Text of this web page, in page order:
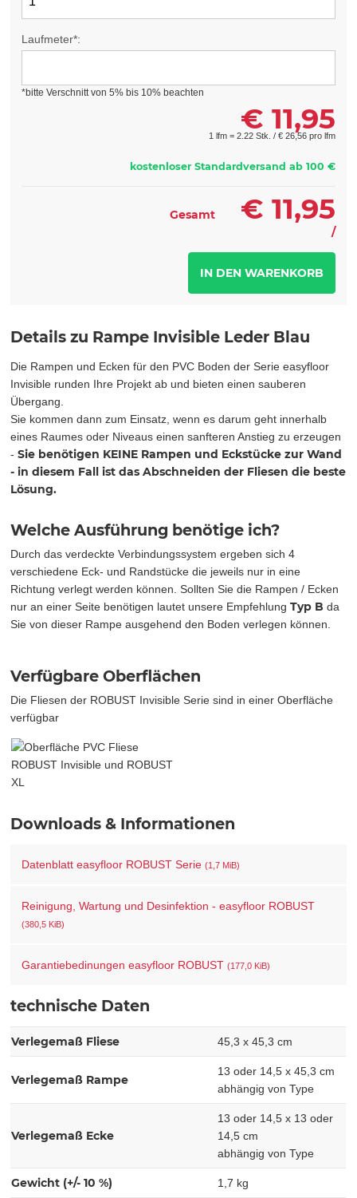
Laufmeter*:
*bitte Verschnitt von 5% bis 10% beachten
€ 11,95
1 lfm = 2.22 Stk. / €26,56 pro lfm
kostenloser Standardversand ab 100 €
Gesamt € 11,95
/
Details zu Rampe Invisible Leder Blau
Die Rampen und Ecken für den PVC Boden der Serie easyfloor
Invisible runden Ihre Projekt ab und bieten einen sauberen
Übergang.
Sie kommen dann zum Einsatz, wenn es darum geht innerhalb
eines Raumes oder Niveaus einen sanfteren Anstieg zu erzeugen
-Sie benötigen KEINE Rampen und Eckstücke zur Wand
- in diesem Fall ist das Abschneiden der Fliesen die beste
Lösung.
Welche Ausführung benötige ich?
Durch das verdeckte Verbindungssystem ergeben sich 4
verschiedene Eck- und Randstücke die jeweils nur in eine
Richtung verlegt werden können. Sollten Sie die Rampen / Ecken
nur an einer Seite benötigen lautet unsere EmpfehlungTyp B da
Sie von dieser Rampe ausgehend den Boden verlegen können.
Verfügbare Oberflächen
Die Fliesen der ROBUST Invisible Serie sind in einer Oberfläche
verfügbar
Downloads & Informationen
Datenblatt easyfloor ROBUST Serie(1,7 MiB)
Reinigung, Wartung und Desinfektion - easyfloor ROBUST
(380,5 KiB)
Garantiebedinungen easyfloor ROBUST(177,0 KiB)
technische Daten
Verlegemaß Fliese 45,3 x 45,3 cm
Verlegemaß Rampe
13 oder 14,5 x 45,3 cm
abhängig von Type
Verlegemaß Ecke
13 oder 14,5 x 13 oder
14,5 cm
abhängig von Type
Gewicht (+/- 10 %) 1,7 kg